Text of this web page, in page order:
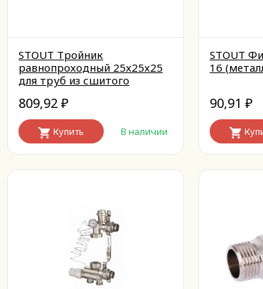
STOUT Тройник
равнопроходный 25x25x25
для труб из сшитого
809,92 ₽
Купить В наличии
STOUT
16
90,91 ₽